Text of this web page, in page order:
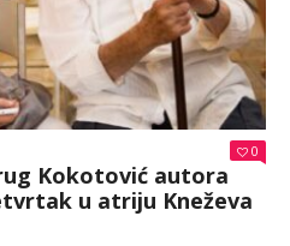
0
Kokotović autora
u atriju Kneževa